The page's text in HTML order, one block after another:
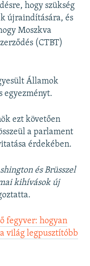
hogy szükség
újraindítására, és
Moszkva
(CTBT)
Államok
egyezményt.
ezt követően
a parlament
érdekében.
és Brüsszel
kihívások új
fegyver: hogyan
világ legpusztítóbb